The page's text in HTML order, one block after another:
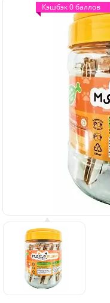
Кэшбэк 0 баллов